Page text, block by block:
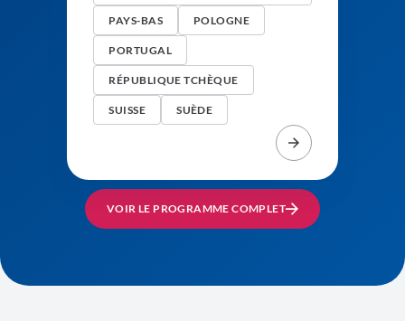
PAYS-BAS POLOGNE
PORTUGAL
RÉPUBLIQUE TCHÈQUE
SUISSE SUÈDE
VOIR LE PROGRAMME COMPLET